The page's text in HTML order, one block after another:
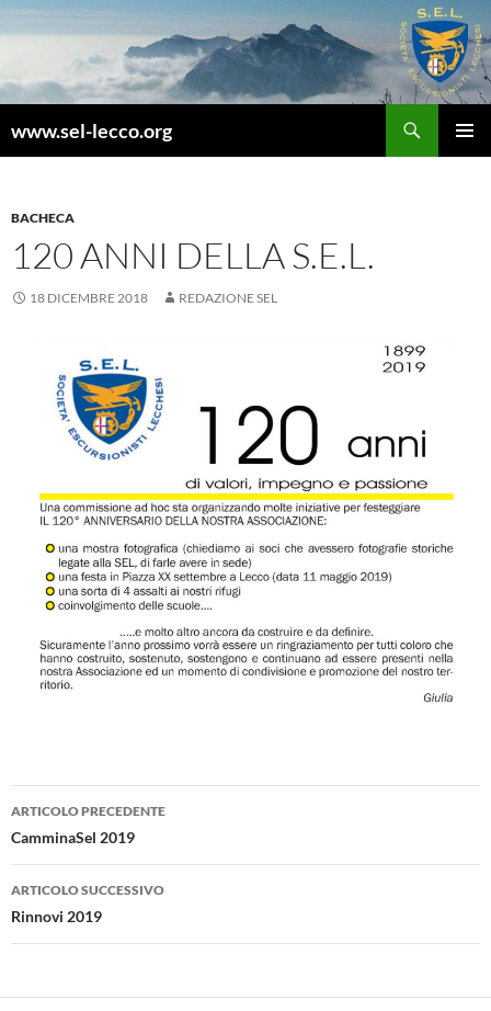
Vai
al
www.sel-lecco.org
BACHECA
120 ANNI DELLA S.E.L.
18 DICEMBRE 2018 REDAZIONE SEL
Navigazione
articolo
ARTICOLO PRECEDENTE
CamminaSel 2019
ARTICOLO SUCCESSIVO
Rinnovi 2019